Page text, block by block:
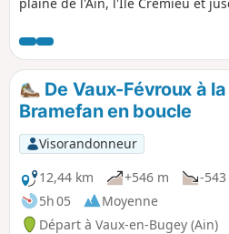
forestiers bien ombragés.
De Vaux-Févroux à
Bramefan en boucle
Visorandonneur
12,44 km
+546 m
-
5h 05
Moyenne
Départ à Vaux-en-Bugey (Ain)